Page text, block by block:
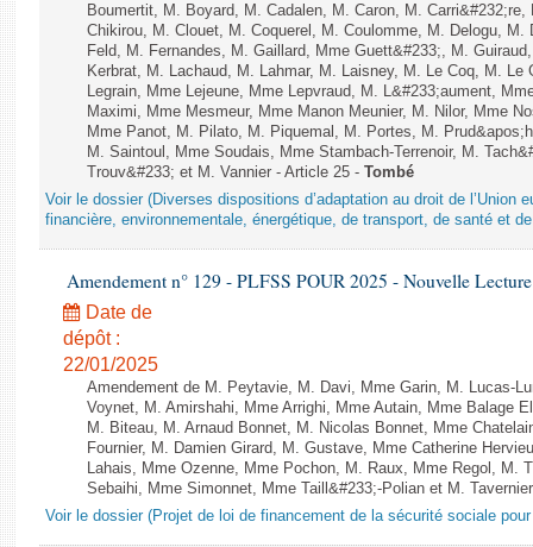
Boumertit, M. Boyard, M. Cadalen, M. Caron, M.
Chikirou, M. Clouet, M. Coquerel, M. Coulomme, M. Delogu, M.
Feld, M. Fernandes, M. Gaillard, Mme Guett&#233;, M.
Kerbrat, M. Lachaud, M. Lahmar, M. Laisney, M. Le Coq, M. Le
Legrain, Mme Lejeune, Mme Lepvraud, M. L&#233;aument,
Maximi, Mme Mesmeur, Mme Manon Meunier, M. Nilor, Mme
Mme Panot, M. Pilato, M. Piquemal, M. Portes, M.
M. Saintoul, Mme Soudais, Mme Stambach-Terrenoir, M.
Trouv&#233; et M. Vannier - Article 25 - Tombé
Voir le dossier (Diverses dispositions d’adaptation au droit de l’Union
financière, environnementale, énergétique, de transport, de santé et
Amendement n° 129 - PLFSS POUR 2025 - Nouvelle
Date de
dépôt :
22/01/2025
Amendement de M. Peytavie, M. Davi, Mme Garin, M. Lucas-
Voynet, M. Amirshahi, Mme Arrighi, Mme Autain, Mme Balage
M. Biteau, M. Arnaud Bonnet, M. Nicolas Bonnet, Mme
Fournier, M. Damien Girard, M. Gustave, Mme Catherine
Lahais, Mme Ozenne, Mme Pochon, M. Raux, Mme Regol, M.
Sebaihi, Mme Simonnet, Mme Taill&#233;-Polian et M.
Voir le dossier (Projet de loi de financement de la sécurité sociale pour